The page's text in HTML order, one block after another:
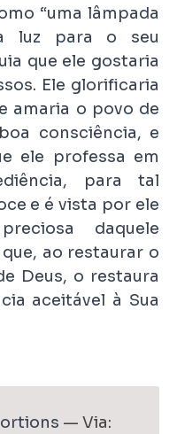
“uma lâmpada
luz para o seu
que ele gostaria
Ele glorificaria
amaria o povo de
consciência, e
ele professa em
para tal
e é vista por ele
daquele
ao restaurar o
Deus, o restaura
aceitável à Sua
— Via: